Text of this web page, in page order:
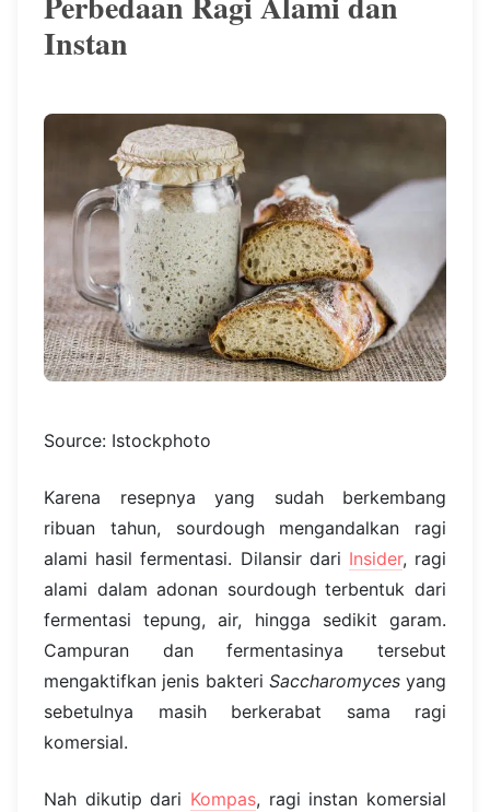
Instan
Source: Istockphoto
Karena resepnya yang sudah berkembang
ribuan tahun, sourdough mengandalkan ragi
alami hasil fermentasi. Dilansir dari Insider, ragi
alami dalam adonan sourdough terbentuk dari
fermentasi tepung, air, hingga sedikit garam.
Campuran dan fermentasinya tersebut
mengaktifkan jenis bakteri Saccharomycesyang
sebetulnya masih berkerabat sama ragi
komersial.
Nah dikutip dari Kompas, ragi instan komersial